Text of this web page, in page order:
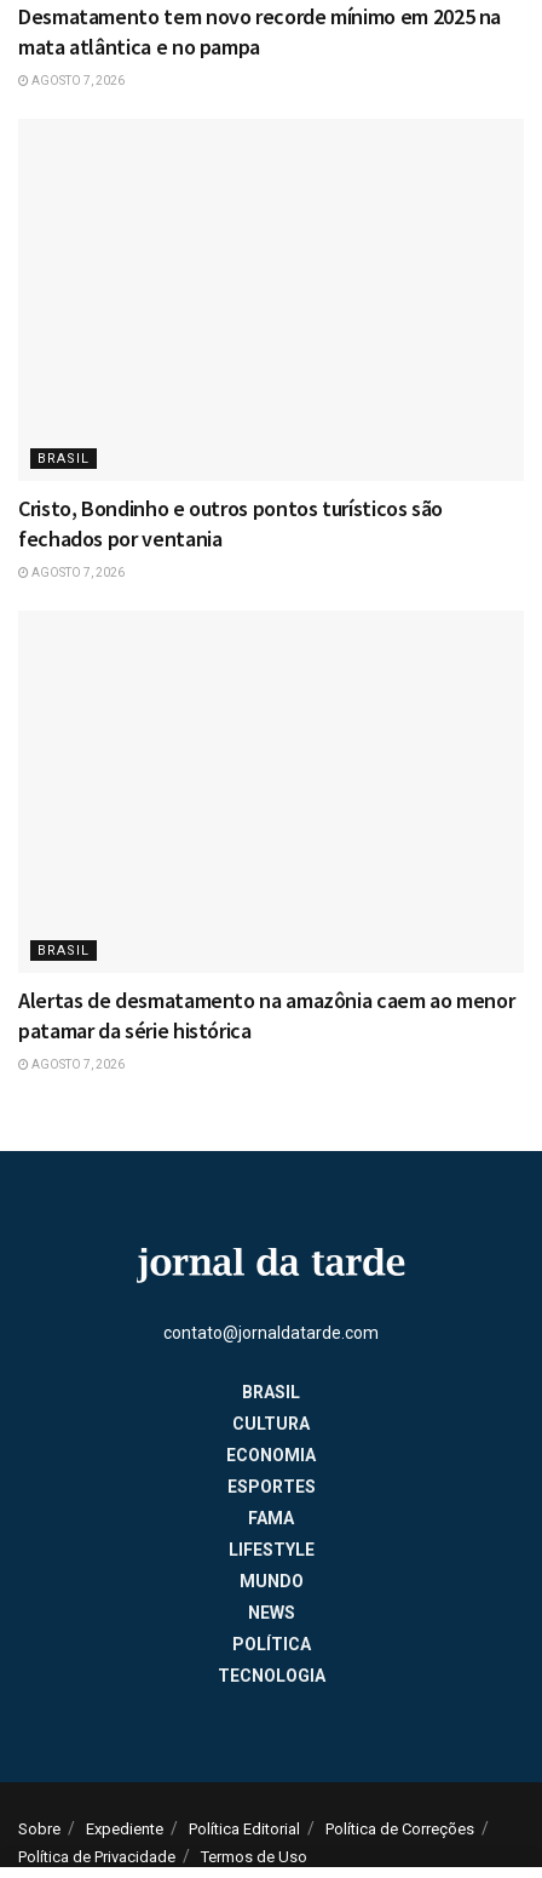
Desmatamento tem novo recorde mínimo em 2025 na
mata atlântica e no pampa
AGOSTO 7, 2026
BRASIL
Cristo, Bondinho e outros pontos turísticos são
fechados por ventania
AGOSTO 7, 2026
BRASIL
Alertas de desmatamento na amazônia caem ao menor
patamar da série histórica
AGOSTO 7, 2026
contato@jornaldatarde.com
BRASIL
CULTURA
ECONOMIA
ESPORTES
FAMA
LIFESTYLE
MUNDO
NEWS
POLÍTICA
TECNOLOGIA
Sobre Expediente Política Editorial
Política de Correções
Política de Privacidade
Termos de Uso